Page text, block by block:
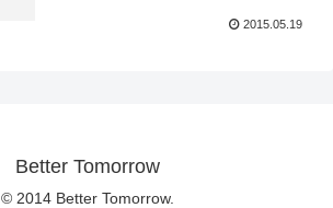
2015.05.19
Better Tomorrow
© 2014 Better Tomorrow.